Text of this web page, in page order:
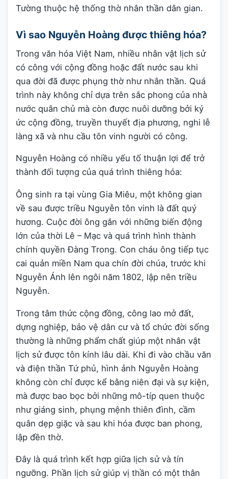
Tường thuộc hệ thống thờ nhân thần dân gian.
Vì sao Nguyễn Hoàng được thiêng hóa?
Trong văn hóa Việt Nam, nhiều nhân vật lịch sử
có công với cộng đồng hoặc đất nước sau khi
qua đời đã được phụng thờ như nhân thần. Quá
trình này không chỉ dựa trên sắc phong của nhà
nước quân chủ mà còn được nuôi dưỡng bởi ký
ức cộng đồng, truyền thuyết địa phương, nghi lễ
làng xã và nhu cầu tôn vinh người có công.
Nguyễn Hoàng có nhiều yếu tố thuận lợi để trở
thành đối tượng của quá trình thiêng hóa:
Ông sinh ra tại vùng Gia Miêu, một không gian
về sau được triều Nguyễn tôn vinh là đất quý
hương. Cuộc đời ông gắn với những biến động
lớn của thời Lê – Mạc và quá trình hình thành
chính quyền Đàng Trong. Con cháu ông tiếp tục
cai quản miền Nam qua chín đời chúa, trước khi
Nguyễn Ánh lên ngôi năm 1802, lập nên triều
Nguyễn.
Trong tâm thức cộng đồng, công lao mở đất,
dựng nghiệp, bảo vệ dân cư và tổ chức đời sống
thường là những phẩm chất giúp một nhân vật
lịch sử được tôn kính lâu dài. Khi đi vào chầu văn
và điện thần Tứ phủ, hình ảnh Nguyễn Hoàng
không còn chỉ được kể bằng niên đại và sự kiện,
mà được bao bọc bởi những mô-típ quen thuộc
như giáng sinh, phụng mệnh thiên đình, cầm
quân dẹp giặc và sau khi hóa được ban phong,
lập đền thờ.
Đây là quá trình kết hợp giữa lịch sử và tín
ngưỡng. Phần lịch sử giúp vị thần có một thân